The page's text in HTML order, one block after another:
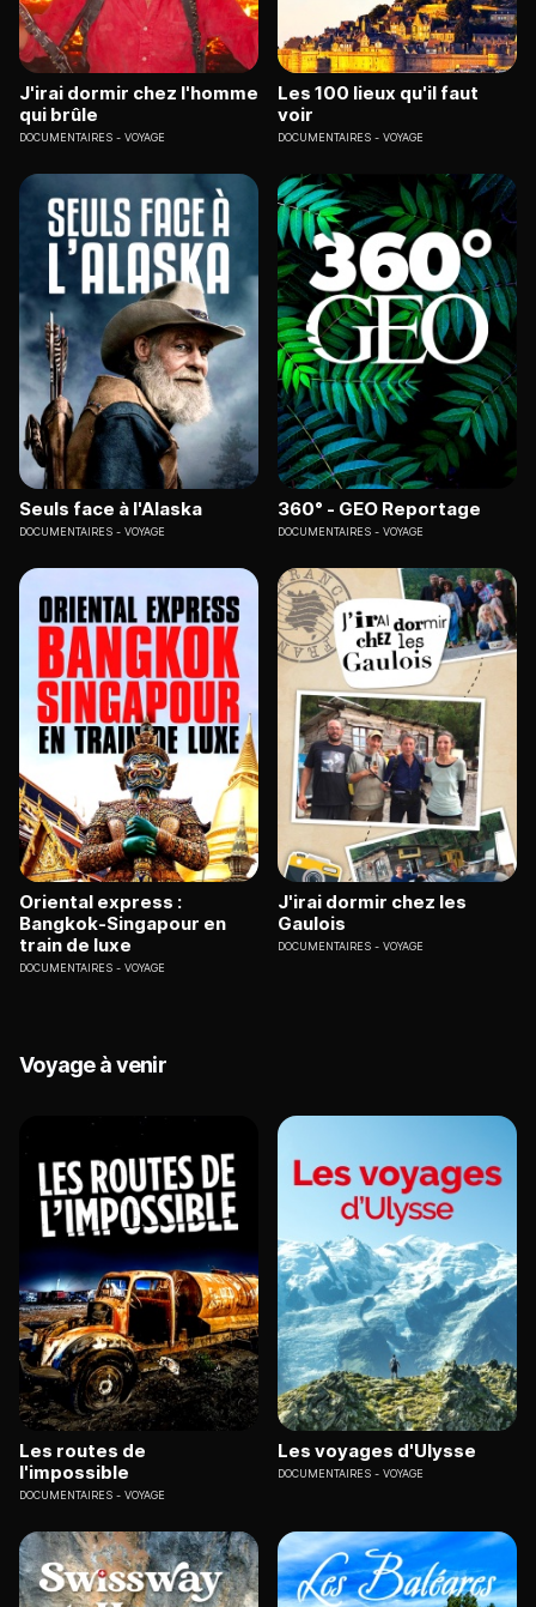
J'irai dormir chez l'homme
qui brûle
DOCUMENTAIRES VOYAGE
Les 100 lieux qu'il faut
voir
DOCUMENTAIRES VOYAGE
Seuls face à l'Alaska
DOCUMENTAIRES VOYAGE
360° - GEO Reportage
DOCUMENTAIRES VOYAGE
Oriental express :
Bangkok-Singapour en
train de luxe
DOCUMENTAIRES VOYAGE
J'irai dormir chez les
Gaulois
DOCUMENTAIRES VOYAGE
Voyage à venir
Les routes de
l'impossible
DOCUMENTAIRES VOYAGE
Les voyages d'Ulysse
DOCUMENTAIRES VOYAGE